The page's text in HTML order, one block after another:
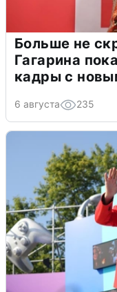
Больше не
Гагарина
кадры с
6 августа 235